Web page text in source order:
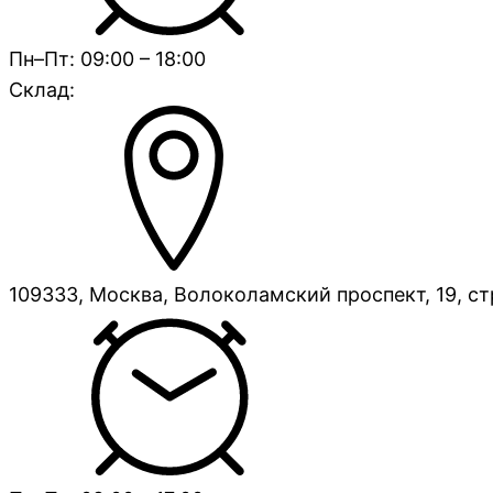
Пн–Пт: 09:00 – 18:00
Склад:
109333, Москва, Волоколамский проспект, 19,